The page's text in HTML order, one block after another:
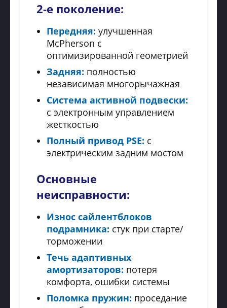
2-е поколение:
Передняя: улучшенная
McPherson с
оптимизированной геометрией
Задняя: полностью
независимая многорычажная
Система активной подвески:
с электронным управлением
жесткостью
Полный привод PSE: с
электрическим задним мостом
Основные
неисправности:
Износ сайлентблоков
подрамника: стук при старте/
торможении
Течь адаптивных
амортизаторов: потеря
комфорта, ошибки системы
Поломка пружин: проседание